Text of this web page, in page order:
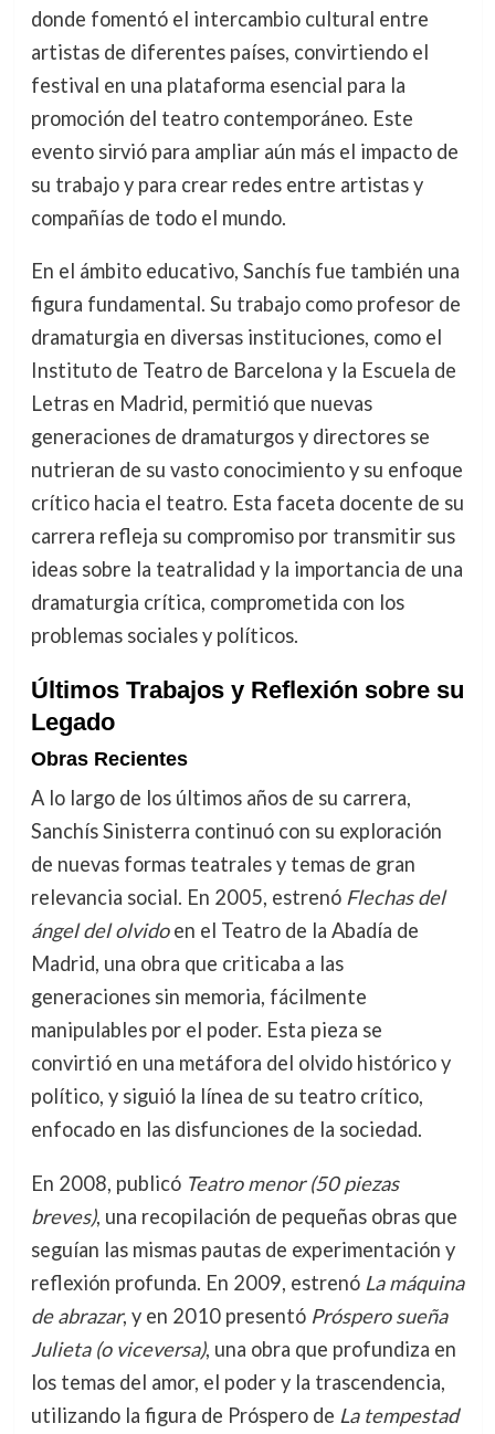
donde fomentó el intercambio cultural entre
artistas de diferentes países, convirtiendo el
festival en una plataforma esencial para la
promoción del teatro contemporáneo. Este
evento sirvió para ampliar aún más el impacto de
su trabajo y para crear redes entre artistas y
compañías de todo el mundo.
En el ámbito educativo, Sanchís fue también una
figura fundamental. Su trabajo como profesor de
dramaturgia en diversas instituciones, como el
Instituto de Teatro de Barcelona y la Escuela de
Letras en Madrid, permitió que nuevas
generaciones de dramaturgos y directores se
nutrieran de su vasto conocimiento y su enfoque
crítico hacia el teatro. Esta faceta docente de su
carrera refleja su compromiso por transmitir sus
ideas sobre la teatralidad y la importancia de una
dramaturgia crítica, comprometida con los
problemas sociales y políticos.
Últimos Trabajos y Reflexión sobre su
Legado
Obras Recientes
A lo largo de los últimos años de su carrera,
Sanchís Sinisterra continuó con su exploración
de nuevas formas teatrales y temas de gran
relevancia social. En 2005, estrenó Flechas del
ángel del olvidoen el Teatro de la Abadía de
Madrid, una obra que criticaba a las
generaciones sin memoria, fácilmente
manipulables por el poder. Esta pieza se
convirtió en una metáfora del olvido histórico y
político, y siguió la línea de su teatro crítico,
enfocado en las disfunciones de la sociedad.
En 2008, publicó Teatro menor (50 piezas
breves), una recopilación de pequeñas obras que
seguían las mismas pautas de experimentación y
reflexión profunda. En 2009, estrenó La máquina
de abrazar, y en 2010 presentó Próspero sueña
Julieta (o viceversa), una obra que profundiza en
los temas del amor, el poder y la trascendencia,
utilizando la figura de Próspero de La tempestad